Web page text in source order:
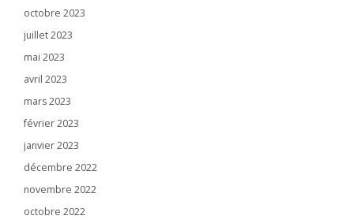
octobre 2023
juillet 2023
mai 2023
avril 2023
mars 2023
février 2023
janvier 2023
décembre 2022
novembre 2022
octobre 2022